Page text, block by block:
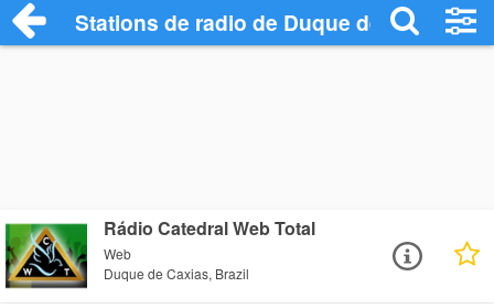
Stations de radio de Duque de Caxias
Rádio Catedral Web Total
Web
Duque de Caxias, Brazil